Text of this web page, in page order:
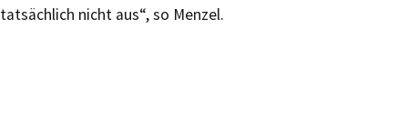
tatsächlich nicht aus“, so Menzel.